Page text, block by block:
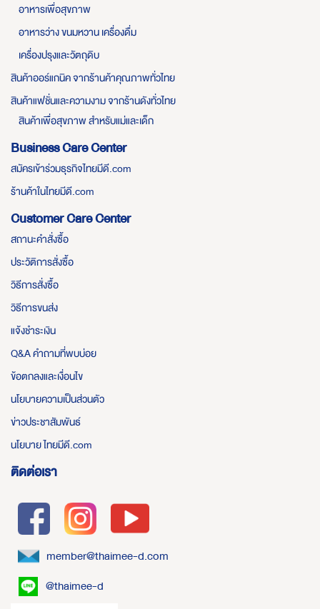
อาหารเพื่อสุขภาพ
อาหารว่าง ขนมหวาน เครื่องดื่ม
เครื่องปรุงและวัตถุดิบ
สินค้าออร์แกนิค จากร้านค้าคุณภาพทั่วไทย
สินค้าแฟชั่นและความงาม จากร้านดังทั่วไทย
สินค้าเพื่อสุขภาพ สำหรับแม่และเด็ก
Business Care Center
สมัครเข้าร่วมธุรกิจไทยมีดี.com
ร้านค้าในไทยมีดี.com
Customer Care Center
สถานะคำสั่งซื้อ
ประวัติการสั่งซื้อ
วิธีการสั่งซื้อ
วิธีการขนส่ง
แจ้งชำระเงิน
Q&A คำถามที่พบบ่อย
ข้อตกลงและเงื่อนไข
นโยบายความเป็นส่วนตัว
ข่าวประชาสัมพันธ์
นโยบาย ไทยมีดี.com
ติดต่อเรา
member@thaimee-d.com
@thaimee-d